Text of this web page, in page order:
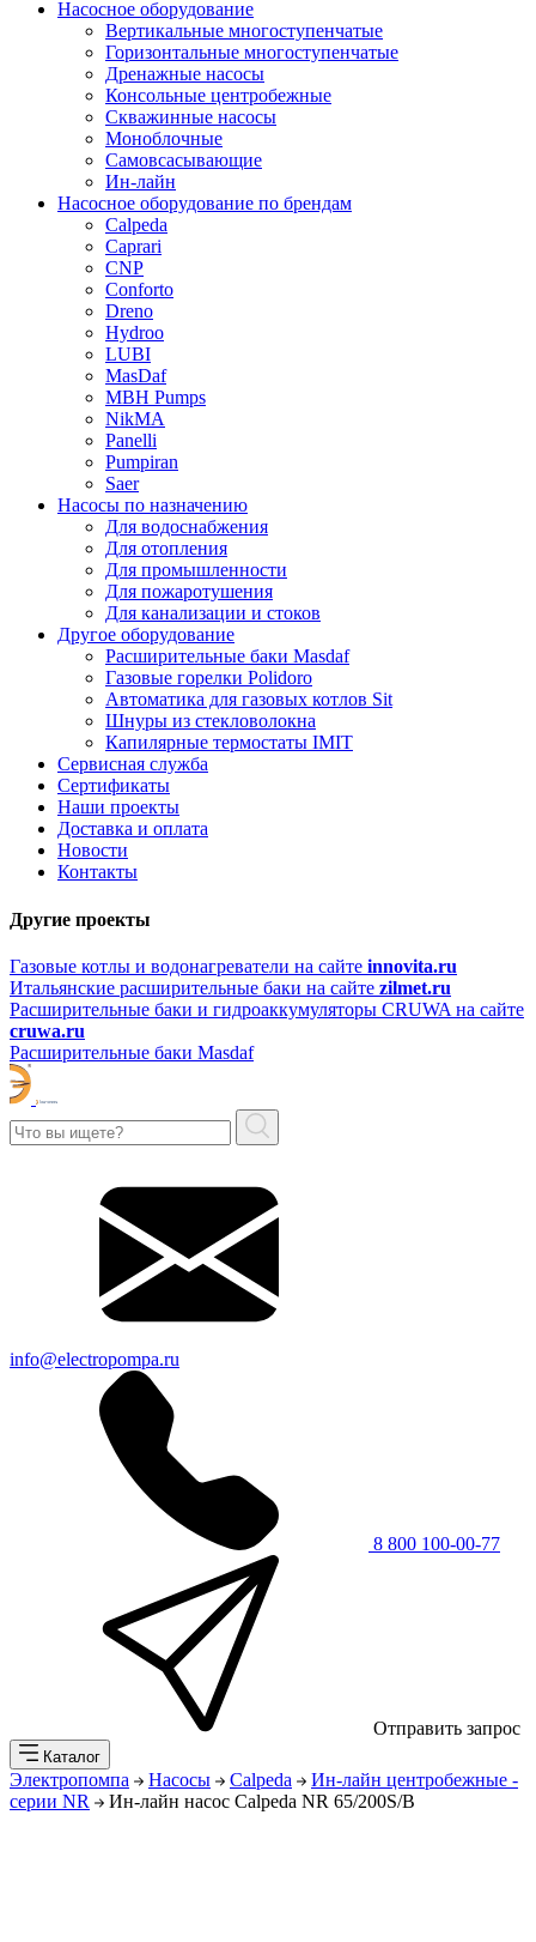
Насосное оборудование
Вертикальные многоступенчатые
Горизонтальные многоступенчатые
Дренажные насосы
Консольные центробежные
Скважинные насосы
Моноблочные
Самовсасывающие
Ин-лайн
Насосное оборудование по брендам
Calpeda
Caprari
CNP
Conforto
Dreno
Hydroo
LUBI
MasDaf
MBH Pumps
NikMA
Panelli
Pumpiran
Saer
Насосы по назначению
Для водоснабжения
Для отопления
Для промышленности
Для пожаротушения
Для канализации и стоков
Другое оборудование
Расширительные баки Masdaf
Газовые горелки Polidoro
Автоматика для газовых котлов Sit
Шнуры из стекловолокна
Капилярные термостаты IMIT
Сервисная служба
Сертификаты
Наши проекты
Доставка и оплата
Новости
Контакты
Другие проекты
Газовые котлы и водонагреватели на сайте innovita.ru
Итальянские расширительные баки на сайте zilmet.ru
Расширительные баки и гидроаккумуляторы CRUWA на сайте
cruwa.ru
Расширительные баки Masdaf
info@electropompa.ru
8 800 100-00-77
Отправить запрос
Каталог
Электропомпа Насосы Calpeda
Ин-лайн центробежные -
серии NR
Ин-лайн насос Calpeda NR 65/200S/B